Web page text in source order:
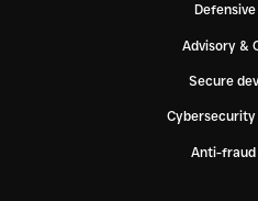
Advisory &
Secure
Cybersecurity
Anti-fraud